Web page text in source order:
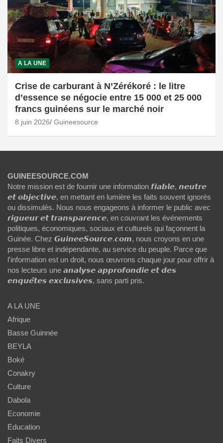
A LA UNE
Crise de carburant à N’Zérékoré : le litre
d’essence se négocie entre 15 000 et 25 000
francs guinéens sur le marché noir
8 juin 2026 Guineesource
GUINEESOURCE.COM
Notre mission est de fournir une information 𝙛𝙞𝙖𝙗𝙡𝙚, 𝙣𝙚𝙪𝙩𝙧𝙚
𝙚𝙩 𝙤𝙗𝙟𝙚𝙘𝙩𝙞𝙫𝙚, en mettant en lumière les faits souvent ignorés
ou dissimulés. Nous nous engageons à informer le public avec
𝙧𝙞𝙜𝙪𝙚𝙪𝙧 𝙚𝙩 𝙩𝙧𝙖𝙣𝙨𝙥𝙖𝙧𝙚𝙣𝙘𝙚, en couvrant les événements
politiques, économiques, sociaux et culturels qui façonnent la
Guinée. Chez 𝙂𝙪𝙞𝙣𝙚𝙚𝙎𝙤𝙪𝙧𝙘𝙚.𝙘𝙤𝙢, nous croyons en une
presse libre et indépendante, au service du peuple. Parce que
l'information est un droit, nous œuvrons chaque jour pour offrir à
nos lecteurs une 𝙖𝙣𝙖𝙡𝙮𝙨𝙚 𝙖𝙥𝙥𝙧𝙤𝙛𝙤𝙣𝙙𝙞𝙚 𝙚𝙩 𝙙𝙚𝙨
𝙚𝙣𝙦𝙪𝙚̂𝙩𝙚𝙨 𝙚𝙭𝙘𝙡𝙪𝙨𝙞𝙫𝙚𝙨, sans parti pris.
A LA UNE
Afrique
Basse Guinnée
BEYLA
Boké
Conakry
Culture
Dabola
Economie
Education
Faits Divers